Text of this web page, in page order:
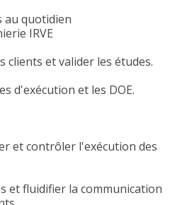
au quotidien
IRVE
clients et valider les études.
d'exécution et les DOE.
et contrôler l'exécution des
et fluidifier la communication